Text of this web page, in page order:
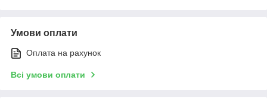
Умови оплати
Оплата на рахунок
Всі умови оплати